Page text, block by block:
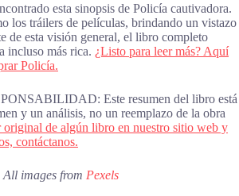
esta sinopsis de Policía cautivadora.
los tráilers de películas, brindando un vistazo
de esta visión general, el libro completo
incluso más rica. ¿Listo para leer más? Aquí
Policía.
Este resumen del libro está
y un análisis, no un reemplazo de la obra
original de algún libro en nuestro sitio web y
contáctanos.
All images from Pexels